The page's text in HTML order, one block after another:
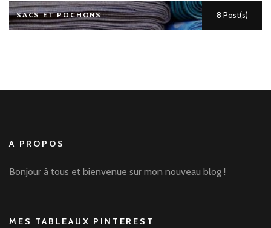
SACS ET POCHONS 8 Post(s)
A PROPOS
Bonjour à tous et bienvenue sur mon nouveau blog !
MES TABLEAUX PINTEREST